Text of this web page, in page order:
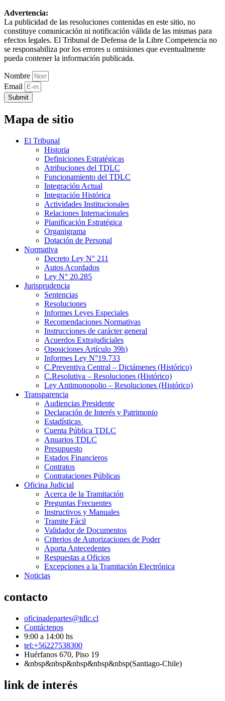
Advertencia:
La publicidad de las resoluciones contenidas en este sitio, no
constituye comunicación ni notificación válida de las mismas para
efectos legales. El Tribunal de Defensa de la Libre Competencia no
se responsabiliza por los errores u omisiones que eventualmente
pueda contener la información publicada.
Nombre
Email
Submit
Mapa de sitio
El Tribunal
Historia
Definiciones Estratégicas
Atribuciones del TDLC
Funcionamiento del TDLC
Integración Actual
Integración Histórica
Actividades Institucionales
Relaciones Internacionales
Planificación Estratégica
Organigrama
Dotación de Personal
Normativa
Decreto Ley N° 211
Autos Acordados
Ley N° 20.285
Jurisprudencia
Sentencias
Resoluciones
Informes Leyes Especiales
Recomendaciones Normativas
Instrucciones de carácter general
Acuerdos Extrajudiciales
Oposiciones Artículo 39h)
Informes Ley N°19.733
C.Preventiva Central – Dictámenes (Histórico)
C.Resolutiva – Resoluciones (Histórico)
Ley Antimonopolio – Resoluciones (Histórico)
Transparencia
Audiencias Presidente
Declaración de Interés y Patrimonio
Estadísticas
Cuenta Pública TDLC
Anuarios TDLC
Presupuesto
Estados Financieros
Contratos
Contrataciones Públicas
Oficina Judicial
Acerca de la Tramitación
Preguntas Frecuentes
Instructivos y Manuales
Tramite Fácil
Validador de Documentos
Criterios de Autorizaciones de Poder
Aporta Antecedentes
Respuestas a Oficios
Excepciones a la Tramitación Electrónica
Noticias
contacto
oficinadepartes@tdlc.cl
Contáctenos
9:00 a 14:00 hs
tel:+56227538300
Huérfanos 670, Piso 19
&nbsp&nbsp&nbsp&nbsp&nbsp(Santiago-Chile)
link de interés